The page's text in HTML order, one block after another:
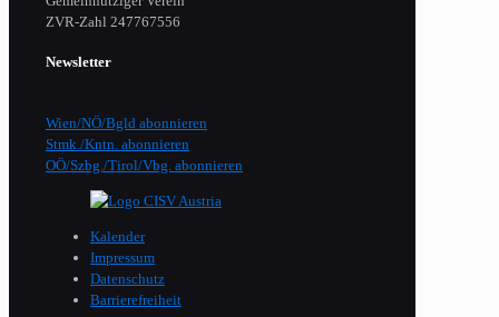
​ZVR-Zahl 247767556
Newsletter
Wien/NÖ/Bgld abonnieren
Stmk./Kntn. abonnieren
OÖ/Szbg./Tirol/Vbg. abonnieren
Kalender
Impressum
Datenschutz
Barrierefreiheit